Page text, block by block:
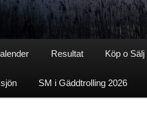
Resultat Köp o Sälj
SM i Gäddtrolling 2026